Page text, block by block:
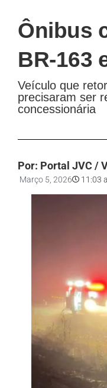
Ônibus
BR-163
Veículo que
precisaram ser
concessionária
Por: Portal JVC /
Março 5, 2026 11:03